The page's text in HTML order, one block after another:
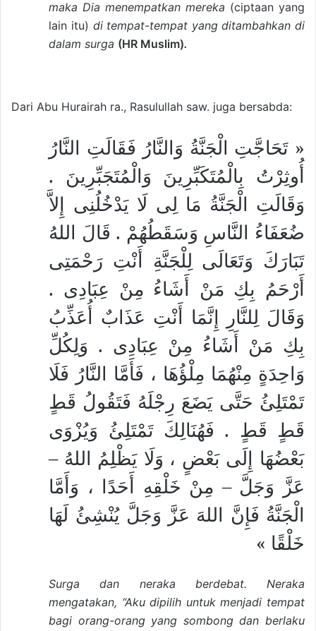
maka Dia menempatkan mereka (ciptaan yang
lain itu) di tempat-tempat yang ditambahkan di
dalam surga (HR Muslim).
Dari Abu Hurairah ra., Rasulullah saw. juga bersabda:
« تَحَاجَّتِ الْجَنَّةُ وَالنَّارُ فَقَالَتِ النَّارُ
أُوثِرْتُ بِالْمُتَكَبِّرِينَ وَالْمُتَجَبِّرِينَ .
وَقَالَتِ الْجَنَّةُ مَا لِى لَا يَدْخُلُنِى إِلاَّ
ضُعَفَاءُ النَّاسِ وَسَقَطُهُمْ . قَالَ اللهُ
تَبَارَكَ وَتَعَالَى لِلْجَنَّةِ أَنْتِ رَحْمَتِى
أَرْحَمُ بِكِ مَنْ أَشَاءُ مِنْ عِبَادِى .
وَقَالَ لِلنَّارِ إِنَّمَا أَنْتِ عَذَابٌ أُعَذِّبُ
بِكِ مَنْ أَشَاءُ مِنْ عِبَادِى . وَلِكُلِّ
وَاحِدَةٍ مِنْهُمَا مِلْؤُهَا ، فَأَمَّا النَّارُ فَلَا
تَمْتَلِئُ حَتَّى يَضَعَ رِجْلَهُ فَتَقُولُ قَطٍ
قَطٍ قَطٍ . فَهُنَالِكَ تَمْتَلِئُ وَيُزْوَى
بَعْضُهَا إِلَى بَعْضٍ ، وَلَا يَظْلِمُ اللهُ –
عَزَّ وَجَلَّ – مِنْ خَلْقِهِ أَحَدًا ، وَأَمَّا
الْجَنَّةُ فَإِنَّ اللهَ عَزَّ وَجَلَّ يُنْشِئُ لَهَا
خَلْقًا »
Surga dan neraka berdebat. Neraka
mengatakan, “Aku dipilih untuk menjadi tempat
bagi orang-orang yang sombong dan berlaku